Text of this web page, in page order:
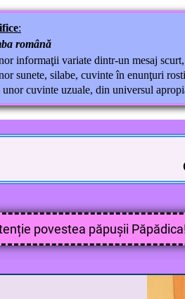
:
română
informaţii variate dintr-un mesaj
sunete, silabe, cuvinte în enunţuri
unor cuvinte uzuale, din universul
povestea păpușii